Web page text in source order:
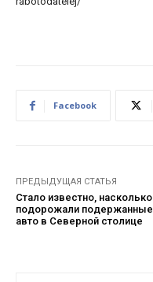
Facebook
ПРЕДЫДУЩАЯ СТАТЬЯ
Стало известно, насколько
подорожали подержанные
авто в Северной столице